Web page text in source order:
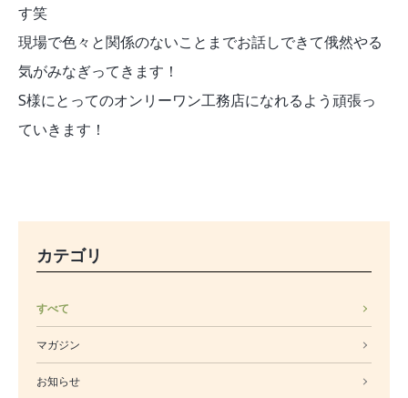
す笑
現場で色々と関係のないことまでお話しできて俄然やる
気がみなぎってきます！
S様にとってのオンリーワン工務店になれるよう頑張っ
ていきます！
カテゴリ
すべて
マガジン
お知らせ